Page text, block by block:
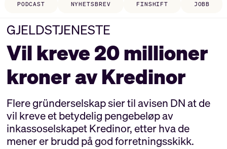
PODCAST NYHETSBREV FINSHIFT JOBB
GJELDSTJENESTE
Vil kreve 20 millioner
kroner av Kredinor
Flere gründerselskap sier til avisen DN at de
vil kreve et betydelig pengebeløp av
inkassoselskapet Kredinor, etter hva de
mener er brudd på god forretningsskikk.